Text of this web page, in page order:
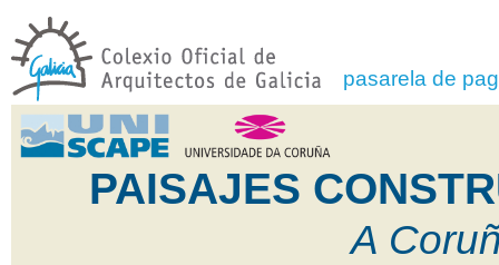
pasarela de
PAISAJES
A